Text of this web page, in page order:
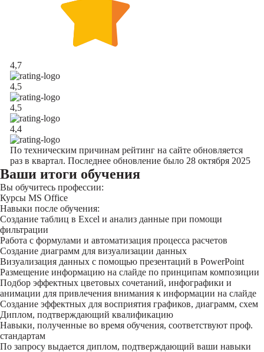
4,7
4,5
4,5
4,4
По техническим причинам рейтинг на сайте обновляется
раз в квартал. Последнее обновление было 28 октября 2025
Ваши итоги обучения
Вы обучитесь профессии:
Курсы MS Office
Навыки после обучения:
Создание таблиц в Excel и анализ данные при помощи
фильтрации
Работа с формулами и автоматизация процесса расчетов
Создание диаграмм для визуализации данных
Визуализация данных с помощью презентаций в PowerPoint
Размещение информацию на слайде по принципам композиции
Подбор эффектных цветовых сочетаний, инфографики и
анимации для привлечения внимания к информации на слайде
Создание эффектных для восприятия графиков, диаграмм, схем
Диплом, подтверждающий квалификацию
Навыки, полученные во время обучения, соответствуют проф.
стандартам
По запросу выдается диплом, подтверждающий ваши навыки